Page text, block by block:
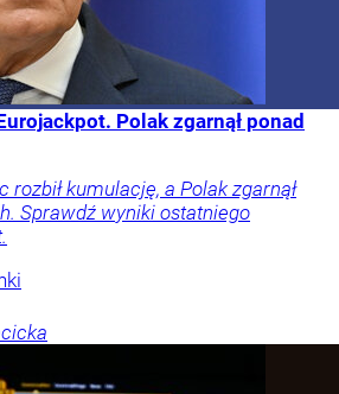
Polak zgarnął ponad
kumulację, a Polak zgarnął
Sprawdź wyniki ostatniego